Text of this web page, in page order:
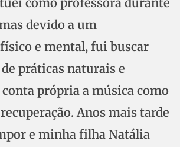
devido a um
e mental, fui buscar
práticas naturais e
própria a música como
Anos mais tarde
e minha filha Natália